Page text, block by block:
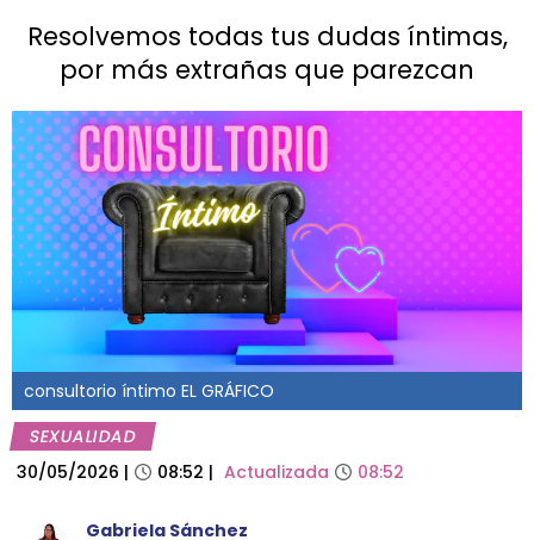
Resolvemos todas tus dudas íntimas,
por más extrañas que parezcan
consultorio íntimo EL GRÁFICO
SEXUALIDAD
30/05/2026 | 08:52 | Actualizada 08:52
Gabriela Sánchez